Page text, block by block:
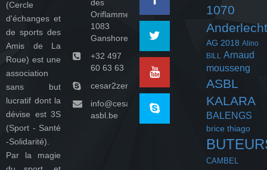
(Cercle
d'échanges et
de sports des
Amis de La
Roue) est une
association
sans but
lucratif dont la
dévise est 3S
(Sport - Santé
-Solidarité).
Par la magie
des
Oriflammes,
1083
Ganshoren
+32 497
60 63 63
cesar2zeroasbl
info@cesar-
asbl.be
1070
Anderlecht
AG 2018 Alino
BILL
Arnaud
mousseng
ASBL
KALARA
BALENGS
brice thiago
CAMBEL